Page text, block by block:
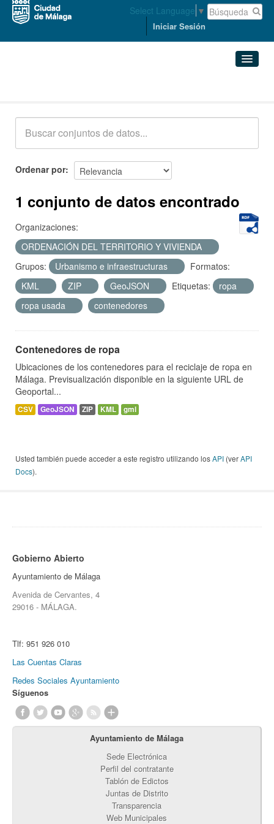
Select Language ▼
Iniciar Sesión
Acerca de
Ordenar por
1 conjunto de datos encontrado
Organizaciones:
ORDENACIÓN DEL TERRITORIO Y VIVIENDA
Grupos:
Urbanismo e infraestructuras
Formatos:
KML
ZIP GeoJSON Etiquetas:
ropa
ropa usada
contenedores
Contenedores de ropa
Ubicaciones de los contenedores para el reciclaje de ropa en
Málaga. Previsualización disponible en la siguiente URL de
Geoportal...
CSV GeoJSON ZIP KML gml
Usted también puede acceder a este registro utilizando losAPI (verAPI
Docs).
Gobierno Abierto
Ayuntamiento de Málaga
Avenida de Cervantes, 4
29016 - MÁLAGA.
Tlf: 951 926 010
Las Cuentas Claras
Redes Sociales Ayuntamiento
Síguenos
Ayuntamiento de Málaga
Sede Electrónica
Perfil del contratante
Tablón de Edictos
Juntas de Distrito
Transparencia
Web Municipales